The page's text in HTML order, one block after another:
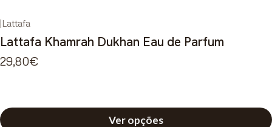
|Lattafa
Lattafa Khamrah Dukhan Eau de Parfum
29,80€
Ver opções